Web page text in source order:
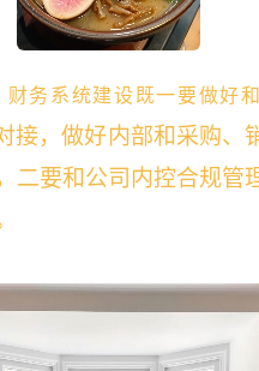
财务系统建设既一要做好
接，做好内部和采购、
二要和公司内控合规管